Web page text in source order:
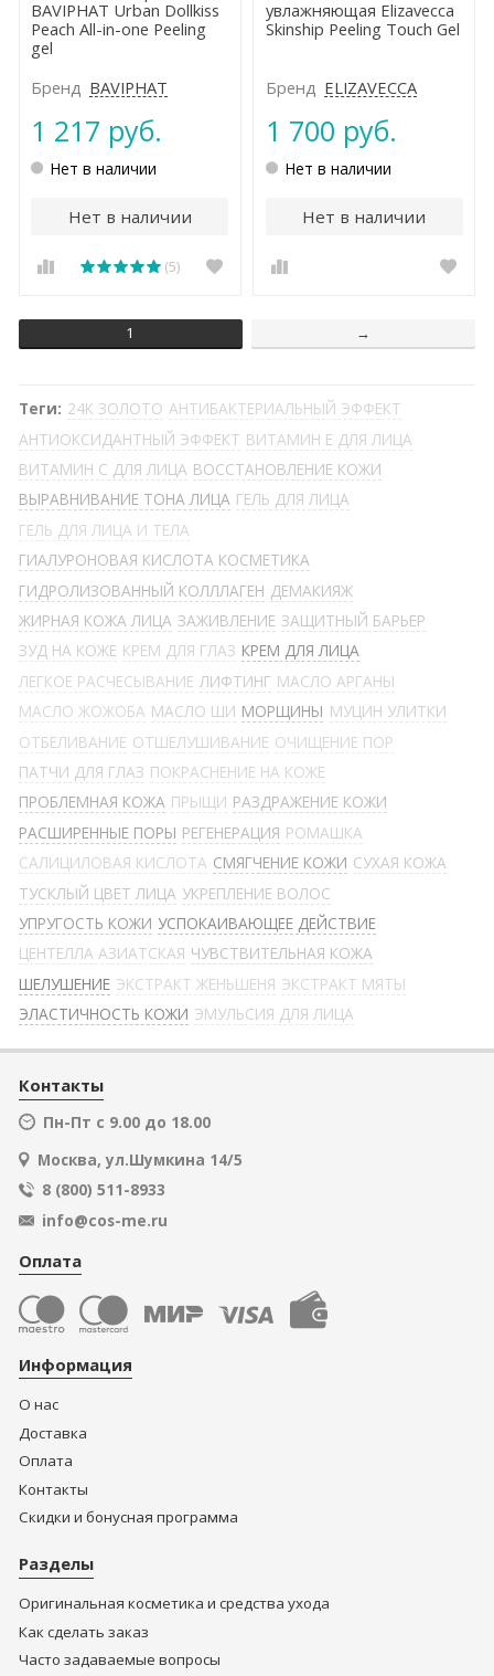
BAVIPHAT Urban Dollkiss
Peach All-in-one Peeling
gel
Бренд BAVIPHAT
1 217 руб.
Нет в наличии
Нет в наличии
(5)
увлажняющая Elizavecca
Skinship Peeling Touch Gel
Бренд ELIZAVECCA
1 700 руб.
Нет в наличии
Нет в наличии
1 →
Теги: 24К ЗОЛОТО АНТИБАКТЕРИАЛЬНЫЙ ЭФФЕКТ
АНТИОКСИДАНТНЫЙ ЭФФЕКТ ВИТАМИН Е ДЛЯ ЛИЦА
ВИТАМИН С ДЛЯ ЛИЦА ВОССТАНОВЛЕНИЕ КОЖИ
ВЫРАВНИВАНИЕ ТОНА ЛИЦА ГЕЛЬ ДЛЯ ЛИЦА
ГЕЛЬ ДЛЯ ЛИЦА И ТЕЛА
ГИАЛУРОНОВАЯ КИСЛОТА КОСМЕТИКА
ГИДРОЛИЗОВАННЫЙ КОЛЛЛАГЕН ДЕМАКИЯЖ
ЖИРНАЯ КОЖА ЛИЦА ЗАЖИВЛЕНИЕ ЗАЩИТНЫЙ БАРЬЕР
ЗУД НА КОЖЕ КРЕМ ДЛЯ ГЛАЗ КРЕМ ДЛЯ ЛИЦА
ЛЕГКОЕ РАСЧЕСЫВАНИЕ ЛИФТИНГ МАСЛО АРГАНЫ
МАСЛО ЖОЖОБА МАСЛО ШИ МОРЩИНЫ МУЦИН УЛИТКИ
ОТБЕЛИВАНИЕ ОТШЕЛУШИВАНИЕ ОЧИЩЕНИЕ ПОР
ПАТЧИ ДЛЯ ГЛАЗ ПОКРАСНЕНИЕ НА КОЖЕ
ПРОБЛЕМНАЯ КОЖА ПРЫЩИ РАЗДРАЖЕНИЕ КОЖИ
РАСШИРЕННЫЕ ПОРЫ РЕГЕНЕРАЦИЯ РОМАШКА
САЛИЦИЛОВАЯ КИСЛОТА СМЯГЧЕНИЕ КОЖИ СУХАЯ КОЖА
ТУСКЛЫЙ ЦВЕТ ЛИЦА УКРЕПЛЕНИЕ ВОЛОС
УПРУГОСТЬ КОЖИ УСПОКАИВАЮЩЕЕ ДЕЙСТВИЕ
ЦЕНТЕЛЛА АЗИАТСКАЯ ЧУВСТВИТЕЛЬНАЯ КОЖА
ШЕЛУШЕНИЕ ЭКСТРАКТ ЖЕНЬШЕНЯ ЭКСТРАКТ МЯТЫ
ЭЛАСТИЧНОСТЬ КОЖИ ЭМУЛЬСИЯ ДЛЯ ЛИЦА
Контакты
Пн-Пт с 9.00 до 18.00
Москва, ул.Шумкина 14/5
8 (800) 511-8933
info@cos-me.ru
Оплата
Информация
О нас
Доставка
Оплата
Контакты
Скидки и бонусная программа
Разделы
Оригинальная косметика и средства ухода
Как сделать заказ
Часто задаваемые вопросы